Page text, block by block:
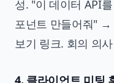
성. "이 데이터 API
포넌트 만들어줘" →
보기 링크. 회의 의